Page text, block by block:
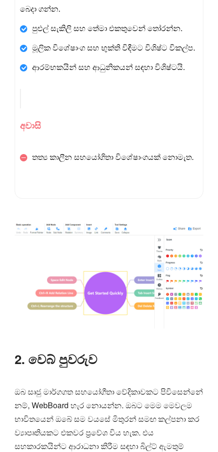
බෙදා ගන්න.
පුළුල් සැකිලි සහ තේමා එකතුවෙන් තෝරන්න.
මූලික විශේෂාංග සහ භුක්ති විඳීමට විශිෂ්ට විකල්ප.
ආරම්භකයින් සහ ආධුනිකයන් සඳහා විශිෂ්ටයි.
අවාසි
තත්‍ය කාලීන සහයෝගිතා විශේෂාංගයක් නොමැත.
2. වෙබ් පුවරුව
ඔබ සෘජු මාර්ගගත සහයෝගීතා වේදිකාවකට පිවිසෙන්නේ
නම්, WebBoard හැර නොයන්න. ඔබට මෙම මෙවලම
භාවිතයෙන් ඔබේ සම වයසේ මිතුරන් සමඟ කල්පනා කර
ව්‍යාපෘතියකට එකවර ප්‍රවේශ විය හැක. එය
සහකාරකයින්ට ආරාධනා කිරීම සඳහා බිල්ට් ඇමතුම්